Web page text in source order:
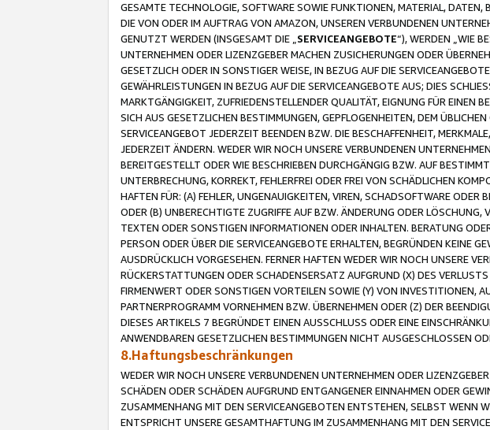
GESAMTE TECHNOLOGIE, SOFTWARE SOWIE FUNKTIONEN, MATERIAL,
DIE VON ODER IM AUFTRAG VON AMAZON, UNSEREN VERBUNDENEN
GENUTZT WERDEN (INSGESAMT DIE „ SERVICEANGEBOTE“), WERDEN „WIE
UNTERNEHMEN ODER LIZENZGEBER MACHEN ZUSICHERUNGEN ODER
GESETZLICH ODER IN SONSTIGER WEISE, IN BEZUG AUF DIE
GEWÄHRLEISTUNGEN IN BEZUG AUF DIE SERVICEANGEBOTE AUS; DIES
MARKTGÄNGIGKEIT, ZUFRIEDENSTELLENDER QUALITÄT, EIGNUNG FÜR EINEN
SICH AUS GESETZLICHEN BESTIMMUNGEN, GEPFLOGENHEITEN, DEM
SERVICEANGEBOT JEDERZEIT BEENDEN BZW. DIE BESCHAFFENHEIT,
JEDERZEIT ÄNDERN. WEDER WIR NOCH UNSERE VERBUNDENEN
BEREITGESTELLT ODER WIE BESCHRIEBEN DURCHGÄNGIG BZW. AUF
UNTERBRECHUNG, KORREKT, FEHLERFREI ODER FREI VON SCHÄDLICHEN
HAFTEN FÜR: (A) FEHLER, UNGENAUIGKEITEN, VIREN, SCHADSOFTWARE
ODER (B) UNBERECHTIGTE ZUGRIFFE AUF BZW. ÄNDERUNG ODER
TEXTEN ODER SONSTIGEN INFORMATIONEN ODER INHALTEN. BERATUNG
PERSON ODER ÜBER DIE SERVICEANGEBOTE ERHALTEN, BEGRÜNDEN KEINE
AUSDRÜCKLICH VORGESEHEN. FERNER HAFTEN WEDER WIR NOCH UNSERE
RÜCKERSTATTUNGEN ODER SCHADENSERSATZ AUFGRUND (X) DES
FIRMENWERT ODER SONSTIGEN VORTEILEN SOWIE (Y) VON INVESTITIONEN,
PARTNERPROGRAMM VORNEHMEN BZW. ÜBERNEHMEN ODER (Z) DER
DIESES ARTIKELS 7 BEGRÜNDET EINEN AUSSCHLUSS ODER EINE
ANWENDBAREN GESETZLICHEN BESTIMMUNGEN NICHT AUSGESCHLOSSEN
8.Haftungsbeschränkungen
WEDER WIR NOCH UNSERE VERBUNDENEN UNTERNEHMEN ODER
SCHÄDEN ODER SCHÄDEN AUFGRUND ENTGANGENER EINNAHMEN ODER
ZUSAMMENHANG MIT DEN SERVICEANGEBOTEN ENTSTEHEN, SELBST WENN
ENTSPRICHT UNSERE GESAMTHAFTUNG IM ZUSAMMENHANG MIT DEN